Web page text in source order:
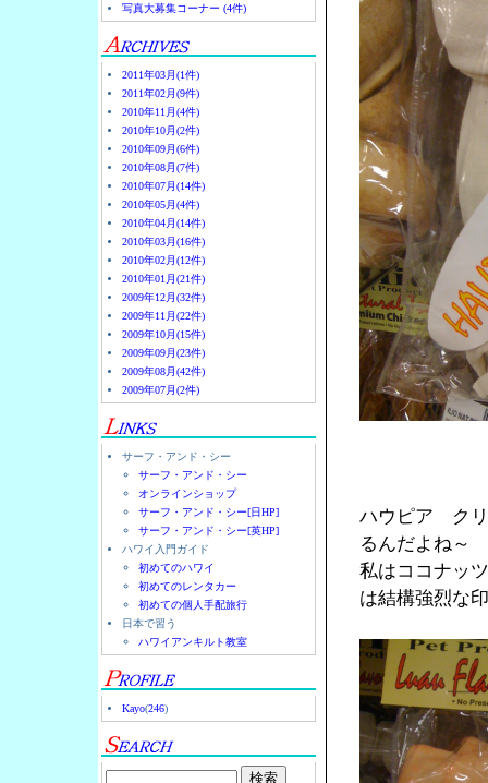
写真大募集コーナー (4件)
2011年03月(1件)
2011年02月(9件)
2010年11月(4件)
2010年10月(2件)
2010年09月(6件)
2010年08月(7件)
2010年07月(14件)
2010年05月(4件)
2010年04月(14件)
2010年03月(16件)
2010年02月(12件)
2010年01月(21件)
2009年12月(32件)
2009年11月(22件)
2009年10月(15件)
2009年09月(23件)
2009年08月(42件)
2009年07月(2件)
サーフ・アンド・シー
サーフ・アンド・シー
オンラインショップ
サーフ・アンド・シー[日HP]
サーフ・アンド・シー[英HP]
ハワイ入門ガイド
初めてのハワイ
初めてのレンタカー
初めての個人手配旅行
日本で習う
ハワイアンキルト教室
Kayo(246)
ハウピア クリ
るんだよね～
私はココナッ
は結構強烈な